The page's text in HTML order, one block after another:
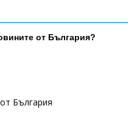
от България?
България